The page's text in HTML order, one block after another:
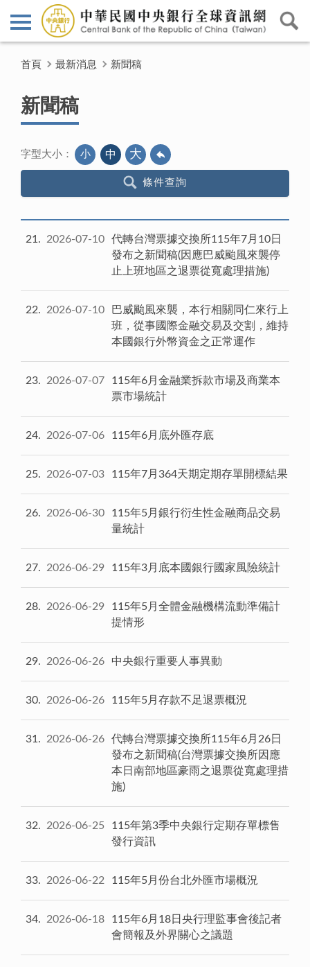
首頁 最新消息 新聞稿
新聞稿
字型大小： 小 中 大
條件查詢
21 2026-07-10
代轉台灣票據交換所115年7月10日
發布之新聞稿(因應巴威颱風來襲停
止上班地區之退票從寬處理措施)
22 2026-07-10
巴威颱風來襲，本行相關同仁來行上
班，從事國際金融交易及交割，維持
本國銀行外幣資金之正常運作
23 2026-07-07
115年6月金融業拆款市場及商業本
票市場統計
24 2026-07-06 115年6月底外匯存底
25 2026-07-03 115年7月364天期定期存單開標結果
26 2026-06-30
115年5月銀行衍生性金融商品交易
量統計
27 2026-06-29 115年3月底本國銀行國家風險統計
28 2026-06-29
115年5月全體金融機構流動準備計
提情形
29 2026-06-26 中央銀行重要人事異動
30 2026-06-26 115年5月存款不足退票概況
31 2026-06-26
代轉台灣票據交換所115年6月26日
發布之新聞稿(台灣票據交換所因應
本日南部地區豪雨之退票從寬處理措
施)
32 2026-06-25
115年第3季中央銀行定期存單標售
發行資訊
33 2026-06-22 115年5月份台北外匯市場概況
34 2026-06-18
115年6月18日央行理監事會後記者
會簡報及外界關心之議題